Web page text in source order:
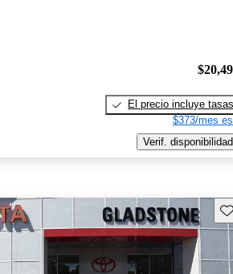
El precio incluye tasas
$373/mes
Verif. disponibilidad